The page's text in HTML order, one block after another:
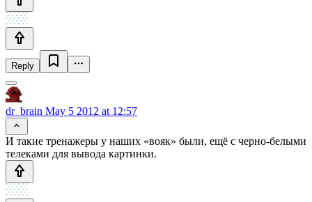
Reply
dr_brain May 5 2012 at 12:57
И такие тренажеры у наших «вояк» были, ещё с черно-белыми
телеками для вывода картинки.